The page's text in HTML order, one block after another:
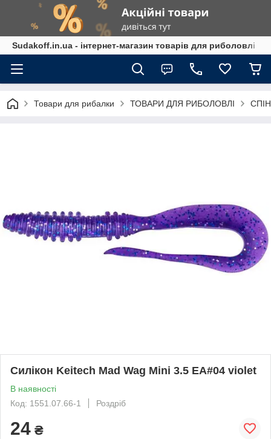
Sudakoff.in.ua - інтернет-магазин товарів для риболовлі
Товари для рибалки ТОВАРИ ДЛЯ РИБОЛОВЛІ
Силікон Keitech Mad Wag Mini 3.5 EA#04 violet
В наявності
Код: 1551.07.66-1
Роздріб
24 ₴